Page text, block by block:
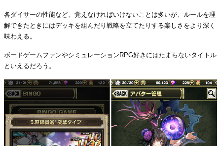
各ダイサーの性能など、覚えなければいけないことは多いが、ルールを理
解できたときにはデッキを組んだり戦略を立てたりする楽しさをより深く
味わえる。
ボードゲームファンやシミュレーションRPG好きにはたまらないタイトル
といえるだろう。